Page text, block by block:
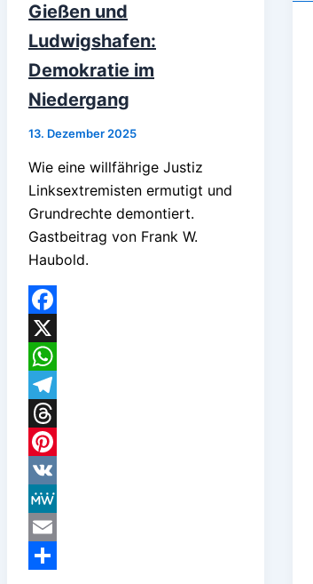
Gießen und
Ludwigshafen:
Demokratie im
Niedergang
13. Dezember 2025
Wie eine willfährige Justiz
Linksextremisten ermutigt und
Grundrechte demontiert.
Gastbeitrag von Frank W.
Haubold.
Facebook
X
WhatsApp
Telegram
Threads
Pinterest
VK
MeWe
Email